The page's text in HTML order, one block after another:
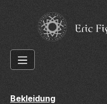
Zum Hauptinhalt springen
Bekleidung